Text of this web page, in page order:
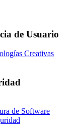
de Usuario
Creativas
de Software